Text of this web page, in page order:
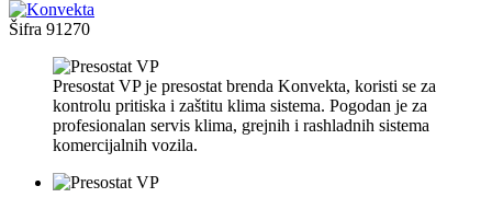
Šifra 91270
Presostat VP je presostat brenda Konvekta, koristi se za
kontrolu pritiska i zaštitu klima sistema. Pogodan je za
profesionalan servis klima, grejnih i rashladnih sistema
komercijalnih vozila.